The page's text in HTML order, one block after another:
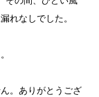
れなしでした。
。ありがとうござ